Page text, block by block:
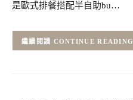
是歐式排餐搭配半自助bu…
CONTINUE READING